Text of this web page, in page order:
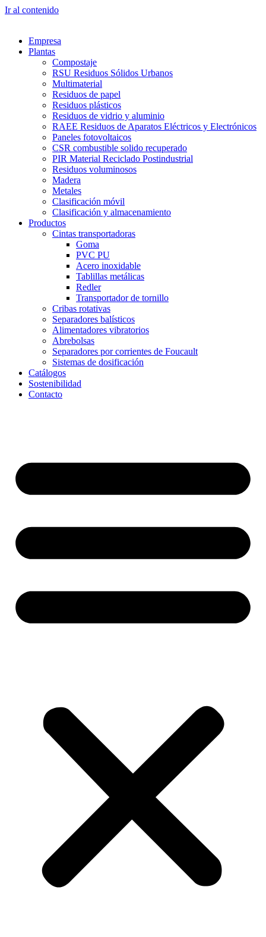
Ir al contenido
Empresa
Plantas
Compostaje
RSU Residuos Sólidos Urbanos
Multimaterial
Residuos de papel
Residuos plásticos
Residuos de vidrio y aluminio
RAEE Residuos de Aparatos Eléctricos y Electrónicos
Paneles fotovoltaicos
CSR combustible solido recuperado
PIR Material Reciclado Postindustrial
Residuos voluminosos
Madera
Metales
Clasificación móvil
Clasificación y almacenamiento
Productos
Cintas transportadoras
Goma
PVC PU
Acero inoxidable
Tablillas metálicas
Redler
Transportador de tornillo
Cribas rotativas
Separadores balísticos
Alimentadores vibratorios
Abrebolsas
Separadores por corrientes de Foucault
Sistemas de dosificación
Catálogos
Sostenibilidad
Contacto